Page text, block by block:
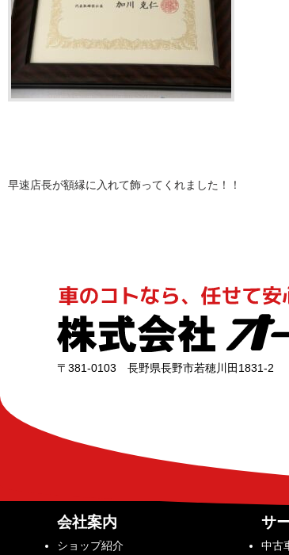
早速店長が額縁に入れて飾ってくれました！！
〒381-0103 長野県長野市若穂川田1831-2
会社案内
ショップ紹介
サ
中古